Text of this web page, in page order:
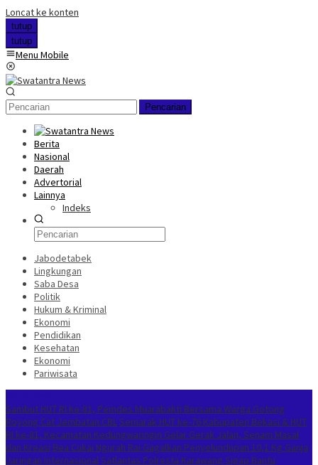
Loncat ke konten
tutup
tutup
Menu Mobile
Pencarian
Berita
Nasional
Daerah
Advertorial
Lainnya
Indeks
Jabodetabek
Lingkungan
Saba Desa
Politik
Hukum & Kriminal
Ekonomi
Pendidikan
Kesehatan
Ekonomi
Pariwisata
Sambut HUT RI ke-81, Pemdes Muarabakti Bersama Warga Gotong
Royong Cat Jembatan CBLSemarak HUT ke-76 Kabupaten Bekasi & HUT
RI ke-81, Kecamatan Kedungwaringin Gelar Gerak Jalan, Senam Masal
dan Kreasi Bea Cukai Ngurah Rai Gagalkan Penyelundupan 10,1 Kg Ganja
Jaringan InternasionalSatlantas Polresta Karawang Sigap Bantu